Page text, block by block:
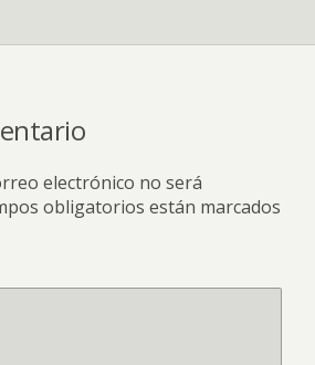
electrónico no será
obligatorios están marcados